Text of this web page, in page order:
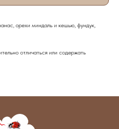
орехи миндаль и кешью, фундук,
отличаться или содержать